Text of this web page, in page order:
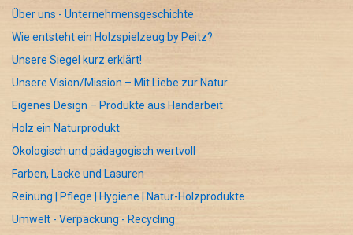
Über uns - Unternehmensgeschichte
Wie entsteht ein Holzspielzeug by Peitz?
Unsere Siegel kurz erklärt!
Unsere Vision/Mission – Mit Liebe zur Natur
Eigenes Design – Produkte aus Handarbeit
Holz ein Naturprodukt
Ökologisch und pädagogisch wertvoll
Farben, Lacke und Lasuren
Reinung | Pflege | Hygiene | Natur-Holzprodukte
Umwelt - Verpackung - Recycling